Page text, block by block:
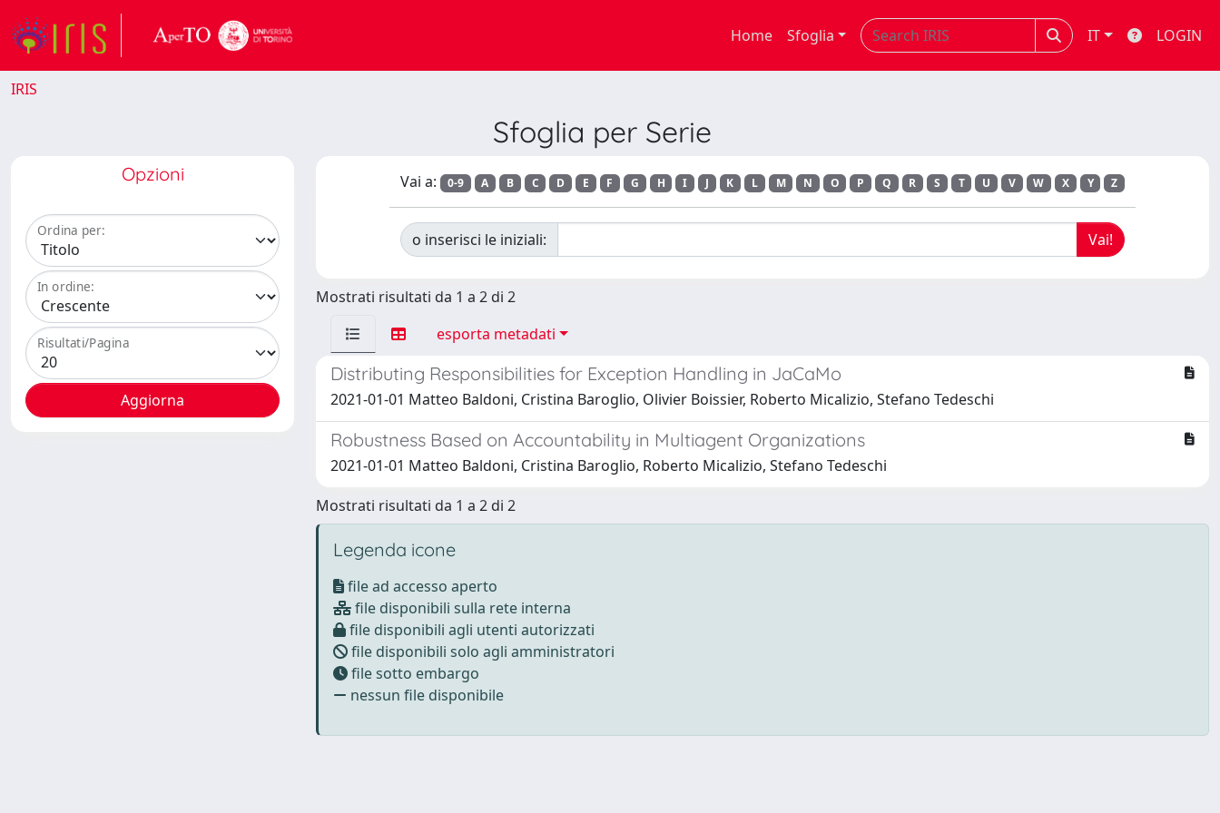
Home Sfoglia IT LOGIN
IRIS
Sfoglia per Serie
Opzioni
Ordina per:
In ordine:
Risultati/Pagina
Vai a: 0-9 A B C D E F G H I J K L M N O P Q R S T U V W X Y Z
o inserisci le iniziali:
Mostrati risultati da 1 a 2 di 2
esporta metadati
Distributing Responsibilities for Exception Handling in JaCaMo
2021-01-01 Matteo Baldoni, Cristina Baroglio, Olivier Boissier, Roberto Micalizio, Stefano Tedeschi
Robustness Based on Accountability in Multiagent Organizations
2021-01-01 Matteo Baldoni, Cristina Baroglio, Roberto Micalizio, Stefano Tedeschi
Mostrati risultati da 1 a 2 di 2
Legenda icone
file ad accesso aperto
file disponibili sulla rete interna
file disponibili agli utenti autorizzati
file disponibili solo agli amministratori
file sotto embargo
nessun file disponibile